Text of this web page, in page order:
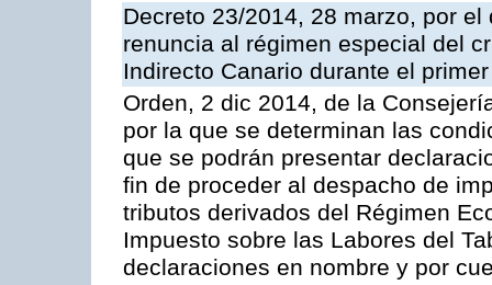
Decreto 23/2014, 28 marzo, por
renuncia al régimen especial del
Indirecto Canario durante el
Orden, 2 dic 2014, de la
por la que se determinan las
que se podrán presentar
fin de proceder al despacho de
tributos derivados del Régimen
Impuesto sobre las Labores del
declaraciones en nombre y por